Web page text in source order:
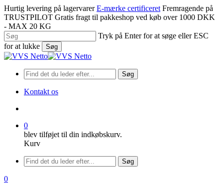
Spring
til
hovedindhold
Hurtig levering på lagervarer E-mærke certificeret Fremragende på
TRUSTPILOT Gratis fragt til pakkeshop ved køb over 1000 DKK
- MAX 20 KG
Tryk på Enter for at søge eller ESC
for at lukke
Søg
Luk
Søg
Kontakt os
0
blev tilføjet til din indkøbskurv.
Kurv
Menu
Søg
søge
0